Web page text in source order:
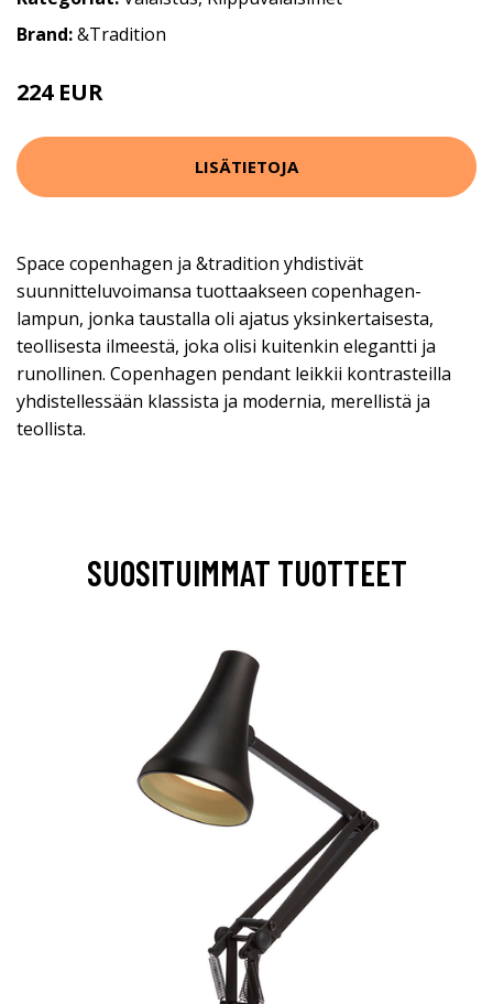
Brand:&Tradition
224 EUR
LISÄTIETOJA
Space copenhagen ja &tradition yhdistivät
suunnitteluvoimansa tuottaakseen copenhagen-
lampun, jonka taustalla oli ajatus yksinkertaisesta,
teollisesta ilmeestä, joka olisi kuitenkin elegantti ja
runollinen. Copenhagen pendant leikkii kontrasteilla
yhdistellessään klassista ja modernia, merellistä ja
teollista.
SUOSITUIMMAT TUOTTEET